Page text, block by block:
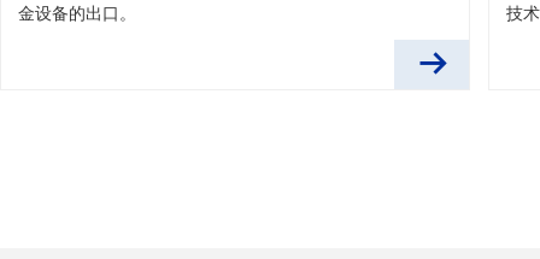
金设备的出口。
뀠
技